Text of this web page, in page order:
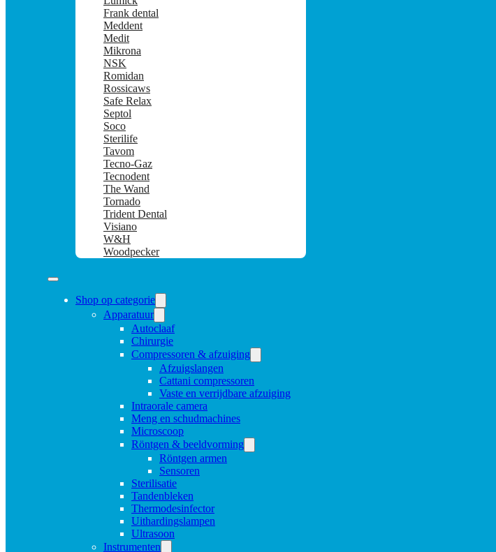
Frank dental
Meddent
Medit
Mikrona
NSK
Romidan
Rossicaws
Safe Relax
Septol
Soco
Sterilife
Tavom
Tecno-Gaz
Tecnodent
The Wand
Tornado
Trident Dental
Visiano
W&H
Woodpecker
Shop op categorie
Apparatuur
Autoclaaf
Chirurgie
Compressoren & afzuiging
Afzuigslangen
Cattani compressoren
Vaste en verrijdbare afzuiging
Intraorale camera
Meng en schudmachines
Microscoop
Röntgen & beeldvorming
Röntgen armen
Sensoren
Sterilisatie
Tandenbleken
Thermodesinfector
Uithardingslampen
Ultrasoon
Instrumenten